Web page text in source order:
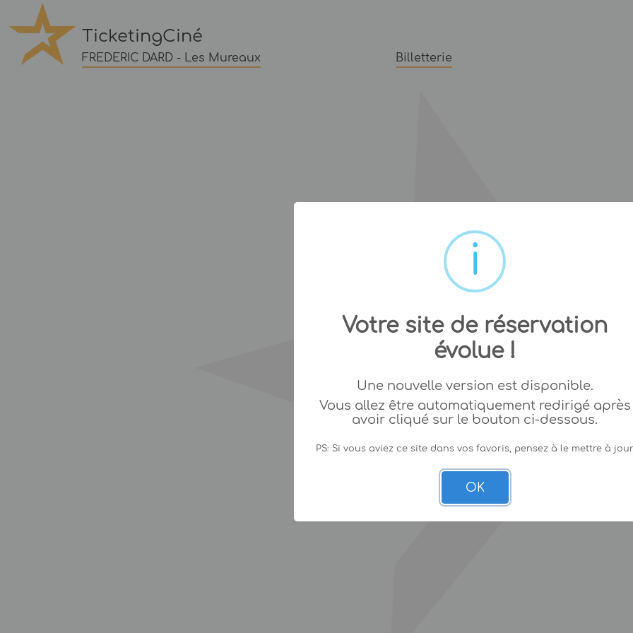
TicketingCiné
FREDERIC DARD - Les Mureaux Billetterie
Votre site de réservation
évolue !
Une nouvelle version est disponible.
Vous allez être automatiquement redirigé après
avoir cliqué sur le bouton ci-dessous.
PS: Si vous aviez ce site dans vos favoris, pensez à le mettre à
OK